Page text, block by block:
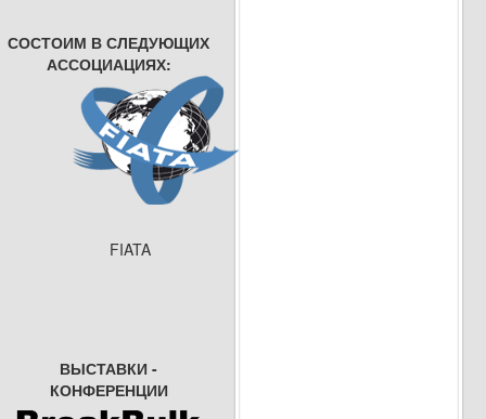
СОСТОИМ В СЛЕДУЮЩИХ
АССОЦИАЦИЯХ:
FIATA
ВЫСТАВКИ -
КОНФЕРЕНЦИИ